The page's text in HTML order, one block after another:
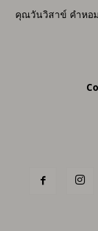
คุณวันวิสาข์ คำหอ